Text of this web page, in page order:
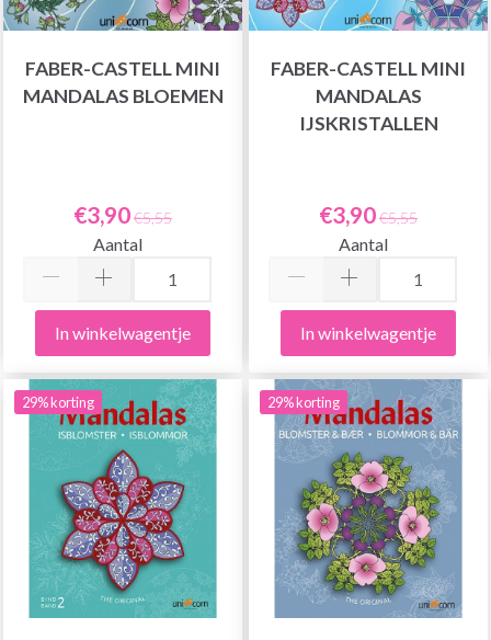
FABER-CASTELL MINI
MANDALAS BLOEMEN
€3,90€5,55
Aantal
In winkelwagentje
FABER-CASTELL MINI
MANDALAS
IJSKRISTALLEN
€3,90€5,55
Aantal
In winkelwagentje
29% korting 29% korting